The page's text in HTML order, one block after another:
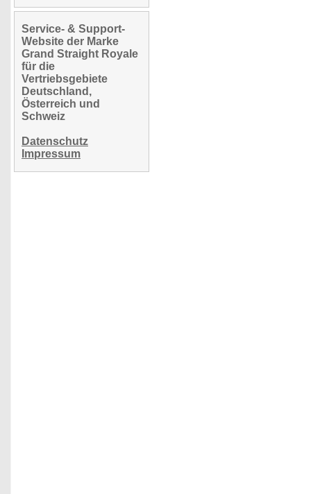
Service- & Support-
Website der Marke
Grand Straight Royale
für die
Vertriebsgebiete
Deutschland,
Österreich und
Schweiz
Datenschutz
Impressum